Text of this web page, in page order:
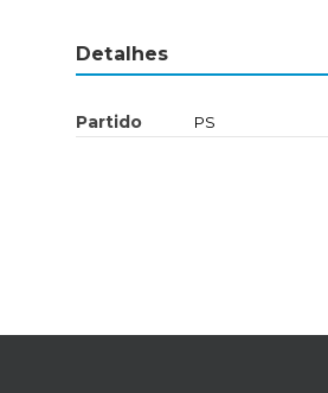
Detalhes
Partido PS